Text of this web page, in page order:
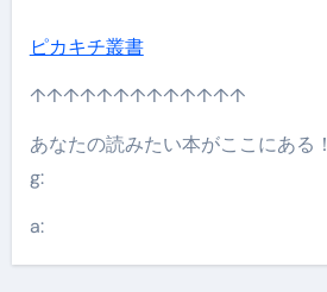
ピカキチ叢書
↑↑↑↑↑↑↑↑↑↑↑↑↑
あなたの読みたい本がここにある！
g:
a: